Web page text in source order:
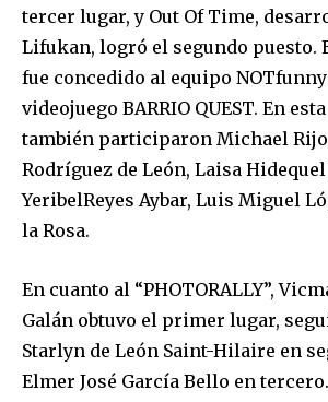
tercer lugar, y Out Of Time,
Lifukan, logró el segundo puesto.
fue concedido al equipo
videojuego BARRIO QUEST. En
también participaron Michael Rijo
Rodríguez de León, Laisa
YeribelReyes Aybar, Luis Miguel
la Rosa.
En cuanto al “PHOTORALLY”,
Galán obtuvo el primer lugar,
Starlyn de León Saint-Hilaire en
Elmer José García Bello en tercero.